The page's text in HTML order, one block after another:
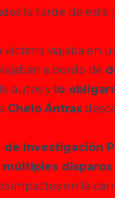
la tarde de este
viajaba en
a bordo de
autos y lo
Chelo Ántrax
de Investigación
múltiples
impactos en la